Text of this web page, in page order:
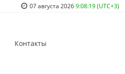
07 августа 20269:08:19 (UTC+3)
Контакты